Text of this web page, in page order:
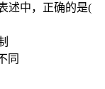
述中，正确的是(
同